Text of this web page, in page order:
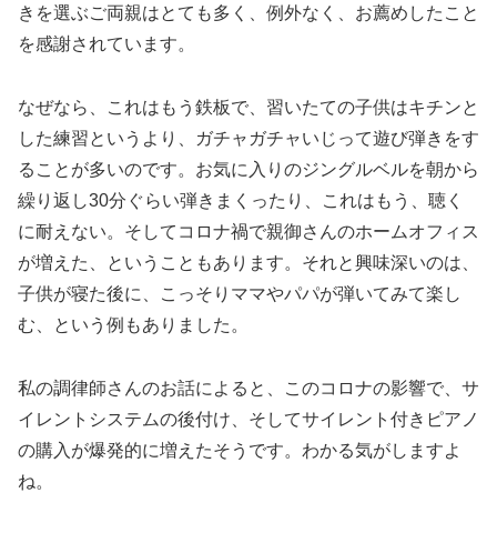
きを選ぶご両親はとても多く、例外なく、お薦めしたこと
を感謝されています。
なぜなら、これはもう鉄板で、習いたての子供はキチンと
した練習というより、ガチャガチャいじって遊び弾きをす
ることが多いのです。お気に入りのジングルベルを朝から
繰り返し30分ぐらい弾きまくったり、これはもう、聴く
に耐えない。そしてコロナ禍で親御さんのホームオフィス
が増えた、ということもあります。それと興味深いのは、
子供が寝た後に、こっそりママやパパが弾いてみて楽し
む、という例もありました。
私の調律師さんのお話によると、このコロナの影響で、サ
イレントシステムの後付け、そしてサイレント付きピアノ
の購入が爆発的に増えたそうです。わかる気がしますよ
ね。